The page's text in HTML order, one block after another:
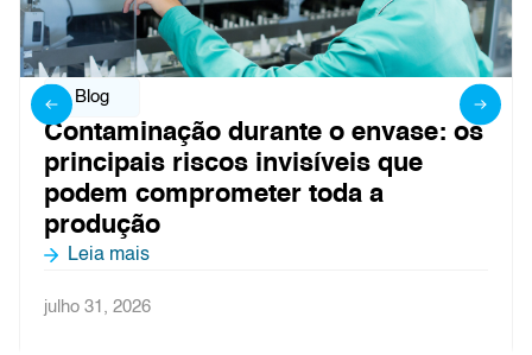
Blog
Contaminação durante o envase: os
principais riscos invisíveis que
podem comprometer toda a
produção
Leia mais
julho 31, 2026